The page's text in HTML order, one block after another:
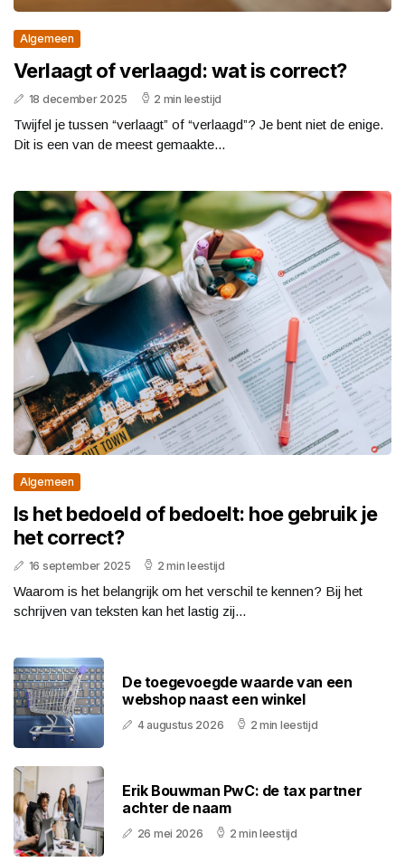
Algemeen
Verlaagt of verlaagd: wat is correct?
18 december 2025 2 min leestijd
Twijfel je tussen “verlaagt” of “verlaagd”? Je bent niet de enige.
Dit is een van de meest gemaakte...
Algemeen
Is het bedoeld of bedoelt: hoe gebruik je
het correct?
16 september 2025 2 min leestijd
Waarom is het belangrijk om het verschil te kennen? Bij het
schrijven van teksten kan het lastig zij...
De toegevoegde waarde van een
webshop naast een winkel
4 augustus 2026 2 min leestijd
Erik Bouwman PwC: de tax partner
achter de naam
26 mei 2026 2 min leestijd